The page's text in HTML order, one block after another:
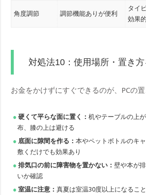
角度調節 調節機能ありが便利
タイ
効果的
対処法10：使用場所・置き
お金をかけずにすぐできるのが、PCの置
硬くて平らな面に置く：机やテーブルの上
布、膝の上は避ける
底面に隙間を作る：本やペットボトルのキ
敷くだけでも効果あり
排気口の前に障害物を置かない：壁や本が
いか確認
室温に注意：真夏は室温30度以上になるこ